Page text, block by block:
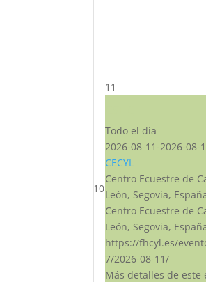
10
11
Todo el día
2026-08-11-2026-08-
CECYL
Centro Ecuestre de
León, Segovia,
Centro Ecuestre de
León, Segovia,
https://fhcyl.es/
7/2026-08-11/
Más detalles de este